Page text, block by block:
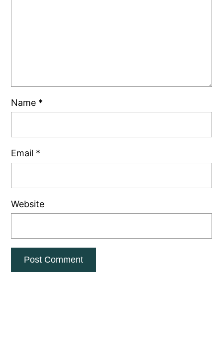
Name *
Email *
Website